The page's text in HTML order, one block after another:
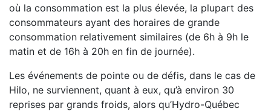
où la consommation est la plus élevée, la plupart des
consommateurs ayant des horaires de grande
consommation relativement similaires (de 6h à 9h le
matin et de 16h à 20h en fin de journée).
Les événements de pointe ou de défis, dans le cas de
Hilo, ne surviennent, quant à eux, qu’à environ 30
reprises par grands froids, alors qu’Hydro-Québec